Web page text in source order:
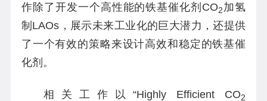
作除了开发一个高性能的铁基催化剂CO2 加氢
制LAOs，展示未来工业化的巨大潜力，还提供
了一个有效的策略来设计高效和稳定的铁基催
化剂。
相关工作以“Highly Efficient CO2